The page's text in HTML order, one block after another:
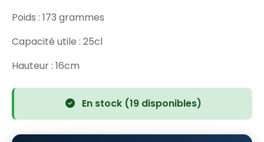
Poids : 173 grammes
Capacité utile : 25cl
Hauteur : 16cm
En stock (19 disponibles)